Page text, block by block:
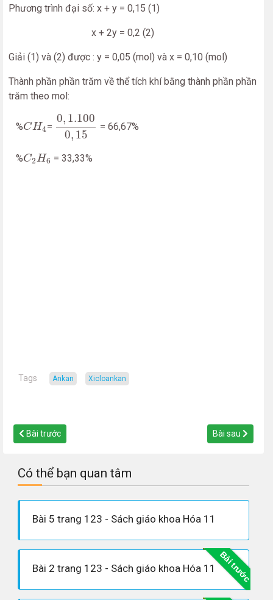
Phương trình đại số: x + y = 0,15 (1)
x + 2y = 0,2 (2)
Giải (1) và (2) được : y = 0,05 (mol) và x = 0,10 (mol)
Thành phần phần trăm về thể tích khí bằng thành phần phần
trăm theo mol:
%CH4
CH4 =
0, 1.100
0, 15
0, 1.1000
= 66,67%
%C2H6
C2 H6 = 33,33%
Tags ankan xicloankan
Bài trước Bài sau
Có thể bạn quan tâm
Bài 5 trang 123 - Sách giáo khoa Hóa 11
Bài trước
Bài 2 trang 123 - Sách giáo khoa Hóa 11